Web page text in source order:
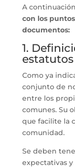
A
con los
documentos:
1.
estatutos
Como ya
conjunto de
entre los
comunes. Su
que facilite la
comunidad.
Se deben
expectativas